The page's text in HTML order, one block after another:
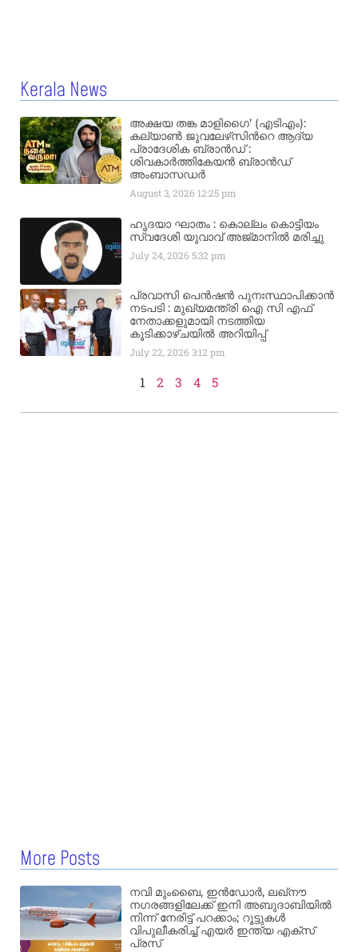
Kerala News
അക്ഷയ തങ്ക മാളിഗൈ’ (എടിഎം):
കല്യാണ്‍ ജുവലേഴ്‌സിന്‍റെ ആദ്യ
പ്രാദേശിക ബ്രാന്‍ഡ് :
ശിവകാര്‍ത്തികേയന്‍ ബ്രാന്‍ഡ്
അംബാസഡര്‍
August 3, 2026 12:25 pm
ഹൃദയാ ഘാതം : കൊല്ലം കൊട്ടിയം
സ്വദേശി യുവാവ് അജ്മാനിൽ മരിച്ചു
July 24, 20265:32 pm
പ്രവാസി പെൻഷൻ പുനഃസ്ഥാപിക്കാൻ
നടപടി : മുഖ്യമന്ത്രി ഐ സി എഫ്
നേതാക്കളുമായി നടത്തിയ
കൂടിക്കാഴ്ചയിൽ അറിയിപ്പ്
July 22, 20263:12 pm
1 2 3 4 5
More Posts
നവി മുംബൈ, ഇൻഡോർ, ലഖ്നൗ
നഗരങ്ങളിലേക്ക് ഇനി അബുദാബിയിൽ
നിന്ന് നേരിട്ട് പറക്കാം; റൂട്ടുകൾ
വിപുലീകരിച്ച് എയർ ഇന്ത്യ എക്സ്
പ്രസ്